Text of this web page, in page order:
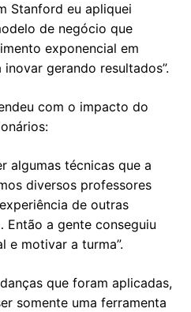
Stanford eu apliquei
de negócio que
exponencial em
gerando resultados”.
com o impacto do
algumas técnicas que a
diversos professores
de outras
a gente conseguiu
e motivar a turma”.
que foram aplicadas,
somente uma ferramenta